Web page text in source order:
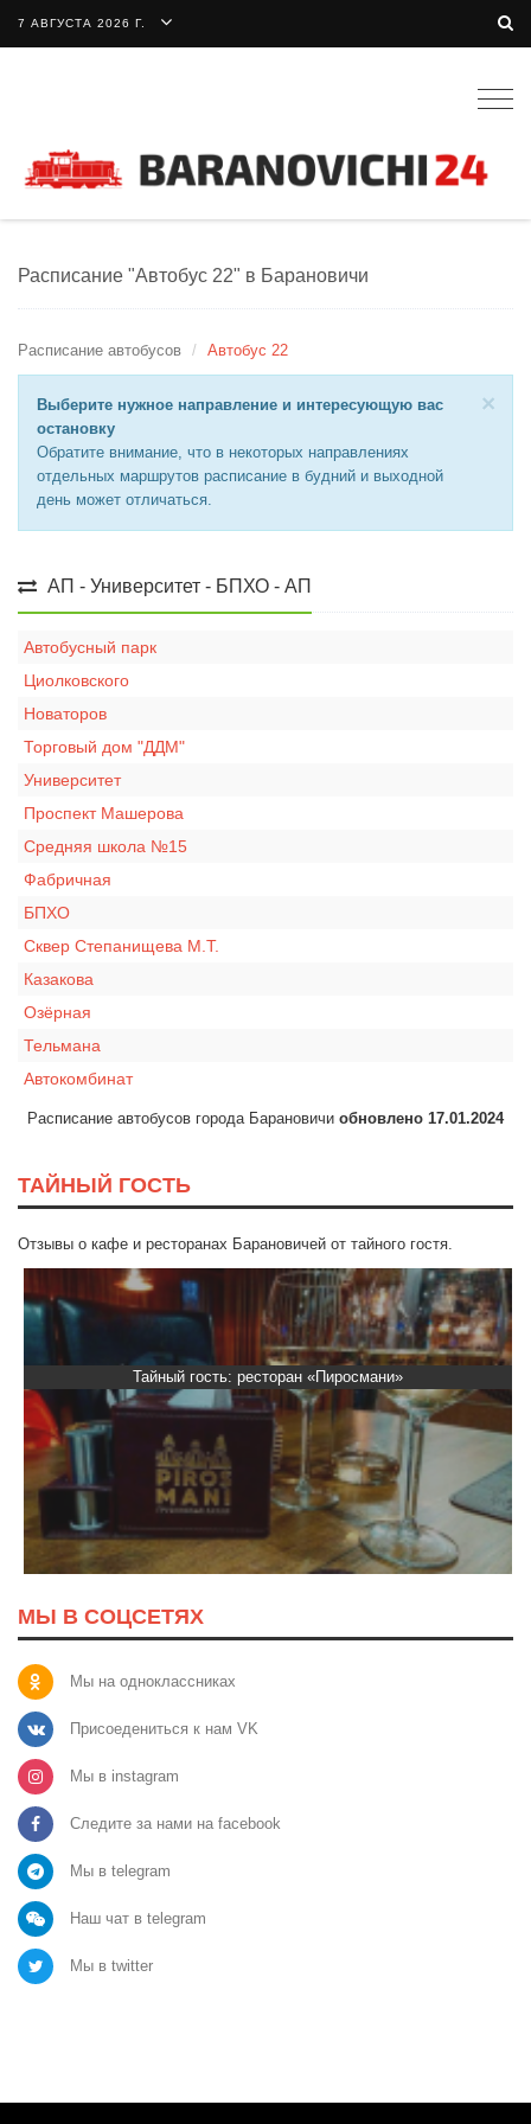
7 АВГУСТА 2026 Г.
Расписание "Автобус 22" в Барановичи
Расписание автобусов Автобус 22
×
Выберите нужное направление и интересующую вас
остановку
Обратите внимание, что в некоторых направлениях
отдельных маршрутов расписание в будний и выходной
день может отличаться.
АП - Университет - БПХО - АП
Автобусный парк
Циолковского
Новаторов
Торговый дом "ДДМ"
Университет
Проспект Машерова
Средняя школа №15
Фабричная
БПХО
Сквер Степанищева М.Т.
Казакова
Озёрная
Тельмана
Автокомбинат
Расписание автобусов города Барановичи обновлено 17.01.2024
ТАЙНЫЙ ГОСТЬ
Отзывы о кафе и ресторанах Барановичей от тайного гостя.
Тайный гость: ресторан «Пиросмани»
МЫ В СОЦСЕТЯХ
Мы на одноклассниках
Присоедениться к нам VK
Мы в instagram
Следите за нами на facebook
Мы в telegram
Наш чат в telegram
Мы в twitter